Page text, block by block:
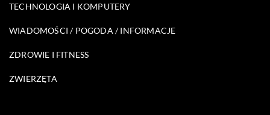
TECHNOLOGIA I KOMPUTERY
WIADOMOŚCI / POGODA / INFORMACJE
ZDROWIE I FITNESS
ZWIERZĘTA